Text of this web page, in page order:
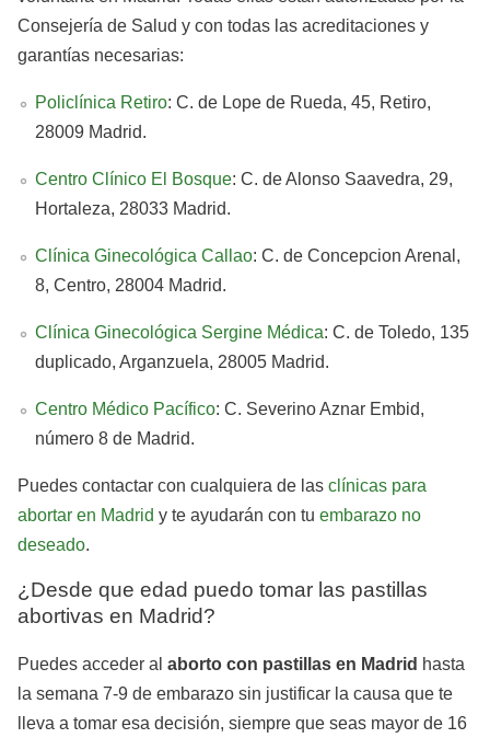
Consejería de Salud y con todas las acreditaciones y
garantías necesarias:
Policlínica Retiro: C. de Lope de Rueda, 45, Retiro,
28009 Madrid.
Centro Clínico El Bosque: C. de Alonso Saavedra, 29,
Hortaleza, 28033 Madrid.
Clínica Ginecológica Callao: C. de Concepcion Arenal,
8, Centro, 28004 Madrid.
Clínica Ginecológica Sergine Médica: C. de Toledo, 135
duplicado, Arganzuela, 28005 Madrid.
Centro Médico Pacífico: C. Severino Aznar Embid,
número 8 de Madrid.
Puedes contactar con cualquiera de las clínicas para
abortar en Madrid y te ayudarán con tu embarazo no
deseado.
¿Desde que edad puedo tomar las pastillas
abortivas en Madrid?
Puedes acceder al aborto con pastillas en Madrid hasta
la semana 7-9 de embarazo sin justificar la causa que te
lleva a tomar esa decisión, siempre que seas mayor de 16